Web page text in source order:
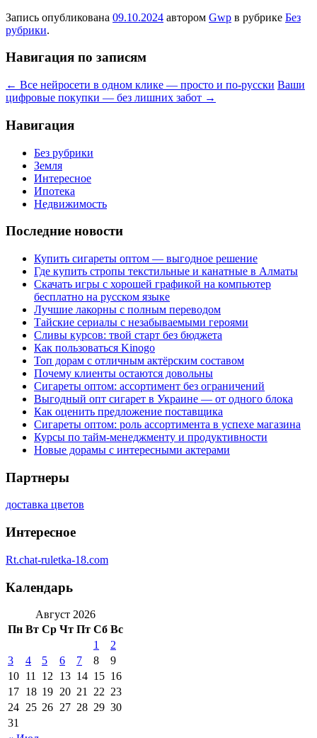
Запись опубликована 09.10.2024 автором Gwp в рубрике Без
рубрики.
Навигация по записям
← Все нейросети в одном клике — просто и по-русски Ваши
цифровые покупки — без лишних забот →
Навигация
Без рубрики
Земля
Интересное
Ипотека
Недвижимость
Последние новости
Купить сигареты оптом — выгодное решение
Где купить стропы текстильные и канатные в Алматы
Скачать игры с хорошей графикой на компьютер
бесплатно на русском языке
Лучшие лакорны с полным переводом
Тайские сериалы с незабываемыми героями
Сливы курсов: твой старт без бюджета
Как пользоваться Kinogo
Топ дорам с отличным актёрским составом
Почему клиенты остаются довольны
Сигареты оптом: ассортимент без ограничений
Выгодный опт сигарет в Украине — от одного блока
Как оценить предложение поставщика
Сигареты оптом: роль ассортимента в успехе магазина
Курсы по тайм-менеджменту и продуктивности
Новые дорамы с интересными актерами
Партнеры
доставка цветов
Интересное
Rt.chat-ruletka-18.com
Календарь
Август 2026
Пн Вт Ср Чт Пт Сб Вс
1
2
3
4 5 6 7 8
9
10 11 12 13 14 15 16
17 18 19 20 21 22 23
24 25 26 27 28 29 30
31